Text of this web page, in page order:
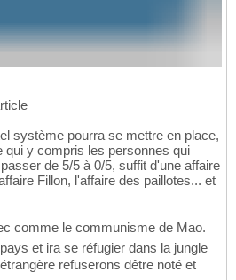
système pourra se mettre en place,
y compris les personnes qui
de 5/5 à 0/5, suffit d'une affaire
Fillon, l'affaire des paillotes... et
comme le communisme de Mao.
et ira se réfugier dans la jungle
refuserons dêtre noté et